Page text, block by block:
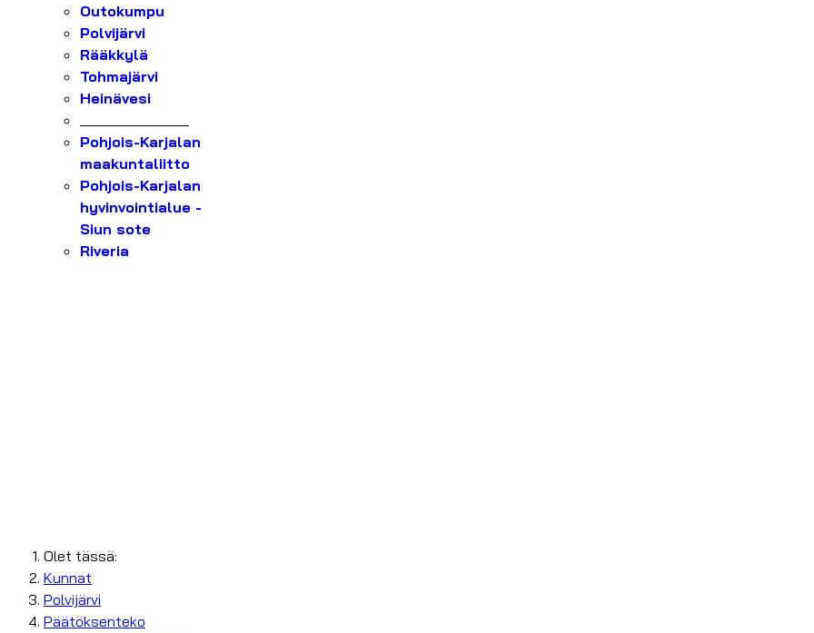
Outokumpu
Polvijärvi
Rääkkylä
Tohmajärvi
Heinävesi
Pohjois-Karjalan
maakuntaliitto
Pohjois-Karjalan
hyvinvointialue -
Siun sote
Riveria
Olet tässä:
Kunnat
Polvijärvi
Päätöksenteko